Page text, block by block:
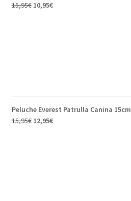
15,95€ 10,95€
Peluche Everest Patrulla Canina 15cm
15,95€ 12,95€